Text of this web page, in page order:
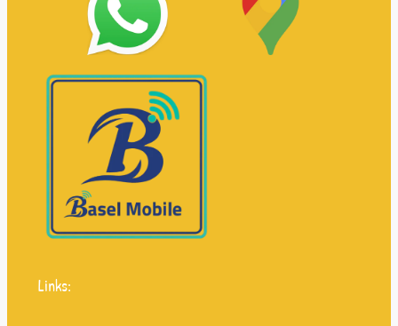
Links: